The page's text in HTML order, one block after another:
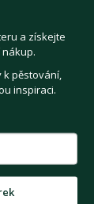
Heslo
a získejte
nákup.
pěstování,
inspiraci.